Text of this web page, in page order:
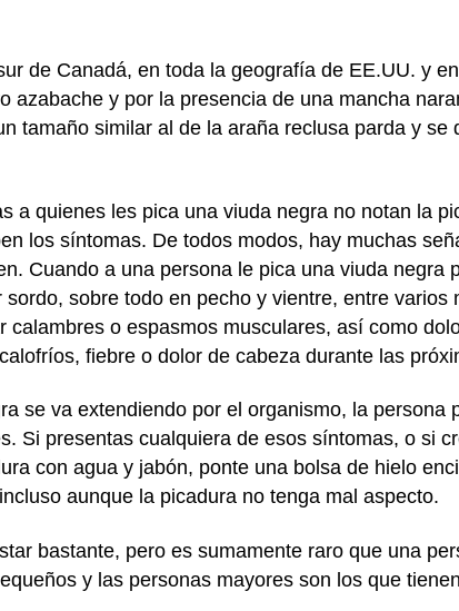
de Canadá, en toda la geografía de EE.UU. y
azabache y por la presencia de una mancha
tamaño similar al de la araña reclusa parda y se
a quienes les pica una viuda negra no notan la
los síntomas. De todos modos, hay muchas
Cuando a una persona le pica una viuda negra
sobre todo en pecho y vientre, entre varios
calambres o espasmos musculares, así como
fiebre o dolor de cabeza durante las
se va extendiendo por el organismo, la persona
Si presentas cualquiera de esos síntomas, o si
con agua y jabón, ponte una bolsa de hielo
aunque la picadura no tenga mal aspecto.
bastante, pero es sumamente raro que una
y las personas mayores son los que